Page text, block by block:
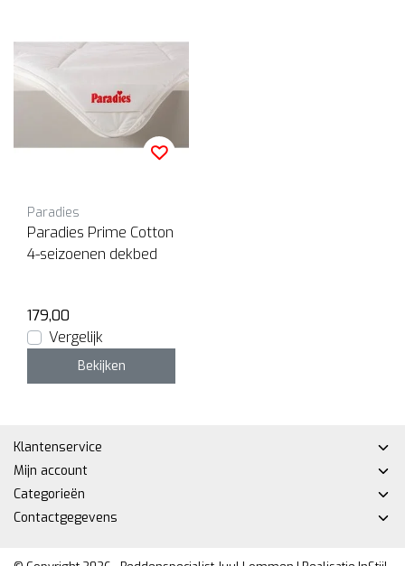
Paradies
Paradies Prime Cotton
4-seizoenen dekbed
179,00
Vergelijk
Bekijken
Klantenservice
Mijn account
Categorieën
Contactgegevens